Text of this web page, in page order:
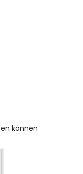
können